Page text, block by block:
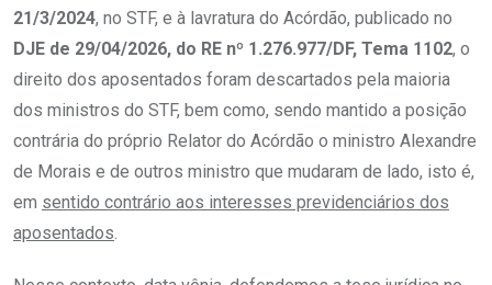
21/3/2024, no STF, e à lavratura do Acórdão, publicado no
DJE de 29/04/2026, do RE nº 1.276.977/DF, Tema 1102, o
direito dos aposentados foram descartados pela maioria
dos ministros do STF, bem como, sendo mantido a posição
contrária do próprio Relator do Acórdão o ministro Alexandre
de Morais e de outros ministro que mudaram de lado, isto é,
em sentido contrário aos interesses previdenciários dos
aposentados.